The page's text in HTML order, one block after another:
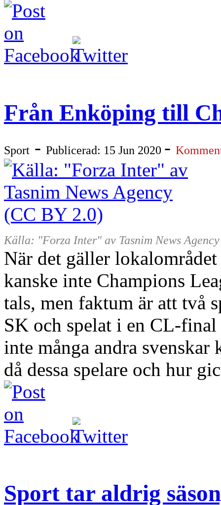
Från Enköping till
Sport - Publicerad: 15 Jun 2020 -
Källa: "Forza Inter" av Tasnim News
När det gäller
kanske inte Champions
tals, men faktum är att två
SK och spelat i en CL-
inte många andra
då dessa spelare och hur
Sport tar aldrig